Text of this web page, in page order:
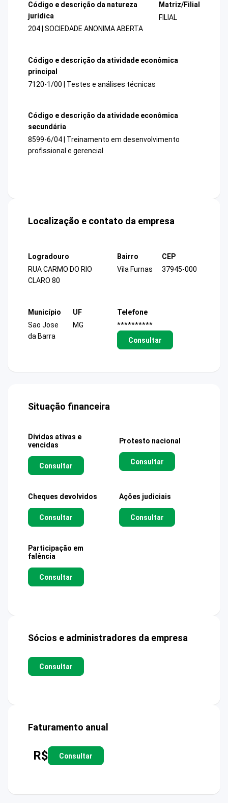
Código e descrição da natureza
jurídica
204 | SOCIEDADE ANONIMA ABERTA
Matriz/Filial
FILIAL
Código e descrição da atividade econômica
principal
7120-1/00 | Testes e análises técnicas
Código e descrição da atividade econômica
secundária
8599-6/04 | Treinamento em desenvolvimento
profissional e gerencial
Localização e contato da empresa
Logradouro
RUA CARMO DO RIO
CLARO 80
Bairro
Vila Furnas
CEP
37945-000
Município
Sao Jose
da Barra
UF
MG
Telefone
**********
Consultar
Situação financeira
Dívidas ativas e
vencidas
Consultar
Protesto nacional
Consultar
Cheques devolvidos
Consultar
Ações judiciais
Consultar
Participação em
falência
Consultar
Sócios e administradores da empresa
Consultar
Faturamento anual
R$ Consultar